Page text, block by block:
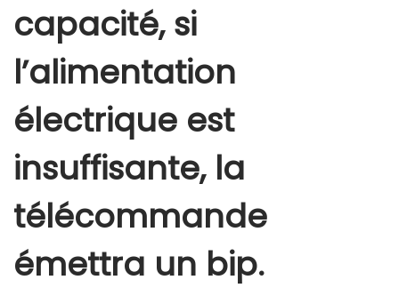
e
s
s
e
t
é
l
é
o
capacité, si
l’alimentation
électrique est
insuffisante, la
télécommande
émettra un bip.